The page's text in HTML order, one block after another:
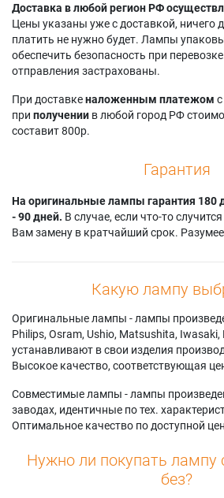
Доставка в любой регион РФ
Цены указаны уже с доставкой, ничего
платить не нужно будет. Лампы
обеспечить безопасность при
отправления застрахованы.
При доставкеналоженным платежом
при получении в любой город РФ
составит 800р.
Гарантия
На оригинальные лампы гарантия 180
- 90 дней. В случае, если что-то
Вам замену в кратчайший срок.
Какую лампу
Оригинальные лампы - лампы
Philips, Osram, Ushio, Matsushita,
устанавливают в свои изделия
Высокое качество, соответствующая
Совместимые лампы - лампы
заводах, идентичные по тех.
Оптимальное качество по доступной
Нужно ли покупать лампу
без?